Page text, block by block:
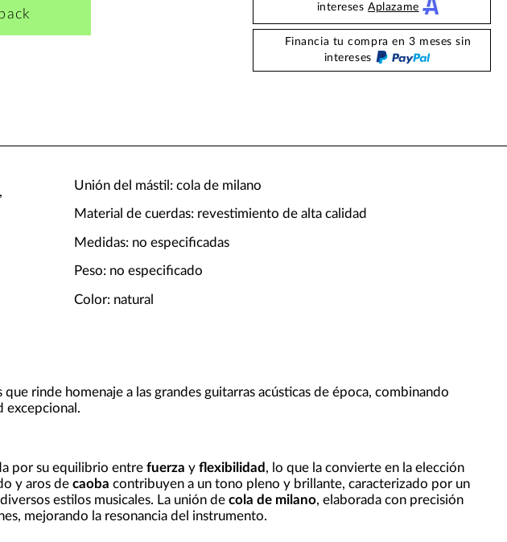
interesesAplazame
Financia tu compra en 3 meses sin
intereses
Unión del mástil: cola de milano
Material de cuerdas: revestimiento de alta calidad
Medidas: no especificadas
Peso: no especificado
Color: natural
rinde homenaje a las grandes guitarras acústicas de época, combinando
excepcional.
por su equilibrio entre fuerza y flexibilidad , lo que la convierte en la elección
y aros de caoba contribuyen a un tono pleno y brillante, caracterizado por un
estilos musicales. La unión de cola de milano, elaborada con precisión
mejorando la resonancia del instrumento.